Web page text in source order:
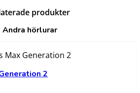
produkter
Andra hörlurar
2